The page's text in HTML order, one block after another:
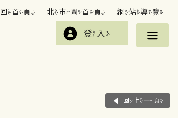
回首頁 北市圖首頁 網站導覽
登入
回上一頁